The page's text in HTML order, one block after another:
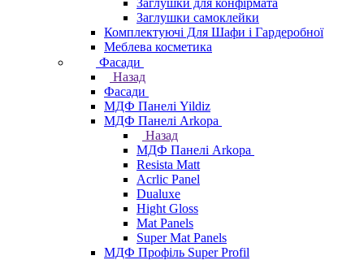
Заглушки для конфірмата
Заглушки самоклейки
Комплектуючі Для Шафи і Гардеробної
Меблева косметика
Фасади
Назад
Фасади
МДФ Панелі Yildiz
МДФ Панелі Arkopa
Назад
МДФ Панелі Arkopa
Resista Matt
Acrlic Panel
Dualuxe
Hight Gloss
Mat Panels
Super Mat Panels
МДФ Профіль Super Profil